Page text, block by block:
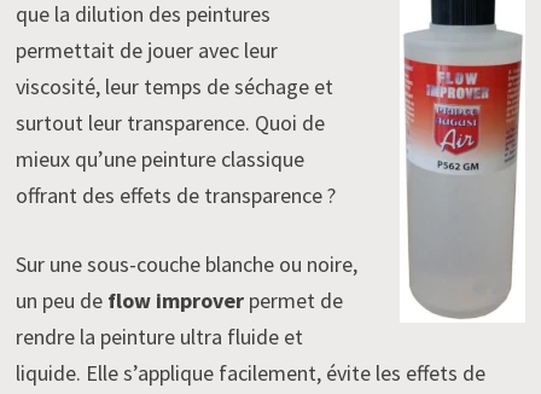
que la dilution des peintures
permettait de jouer avec leur
viscosité, leur temps de séchage et
surtout leur transparence. Quoi de
mieux qu’une peinture classique
offrant des effets de transparence ?
Sur une sous-couche blanche ou noire,
un peu de flow improver permet de
rendre la peinture ultra fluide et
liquide. Elle s’applique facilement, évite les effets de